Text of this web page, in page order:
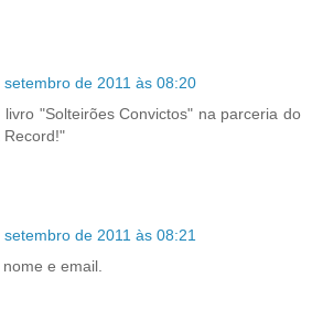
setembro de 2011 às 08:20
"Solteirões Convictos" na parceria do
Record!"
setembro de 2011 às 08:21
e email.